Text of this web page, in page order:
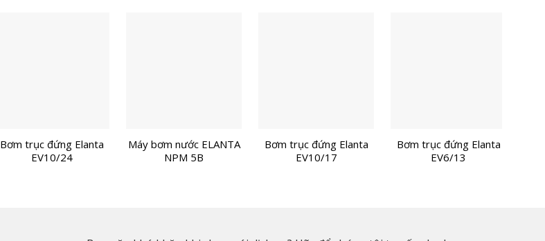
Bơm trục đứng Elanta
EV10/24
Máy bơm nước ELANTA
NPM 5B
Bơm trục đứng Elanta
EV10/17
Bơm trục đứng Elanta
EV6/13